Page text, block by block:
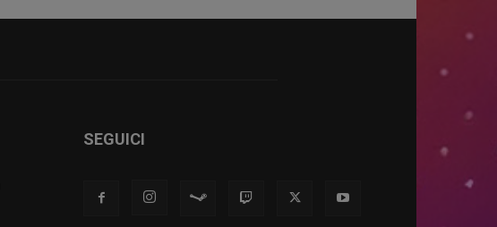
SEGUICI